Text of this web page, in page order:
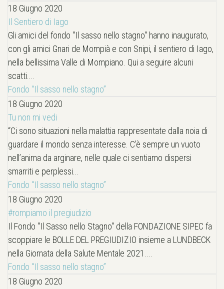
18 Giugno 2020
Il Sentiero di Iago
Gli amici del fondo "Il sasso nello stagno" hanno inaugurato,
con gli amici Gnari de Mompià e con Snipi, il sentiero di Iago,
nella bellissima Valle di Mompiano. Qui a seguire alcuni
scatti....
Fondo “Il sasso nello stagno”
18 Giugno 2020
Tu non mi vedi
“Ci sono situazioni nella malattia rappresentate dalla noia di
guardare il mondo senza interesse. C’è sempre un vuoto
nell’anima da arginare, nelle quale ci sentiamo dispersi
smarriti e perplessi...
Fondo “Il sasso nello stagno”
18 Giugno 2020
#rompiamo il pregiudizio
Il Fondo "Il Sasso nello Stagno" della FONDAZIONE SIPEC fa
scoppiare le BOLLE DEL PREGIUDIZIO insieme a LUNDBECK
nella Giornata della Salute Mentale 2021....
Fondo “Il sasso nello stagno”
18 Giugno 2020